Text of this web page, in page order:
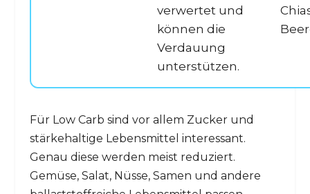
verwertet und
können die
Verdauung
unterstützen.
Für Low Carb sind vor allem Zucker und
stärkehaltige Lebensmittel interessant.
Genau diese werden meist reduziert.
Gemüse, Salat, Nüsse, Samen und andere